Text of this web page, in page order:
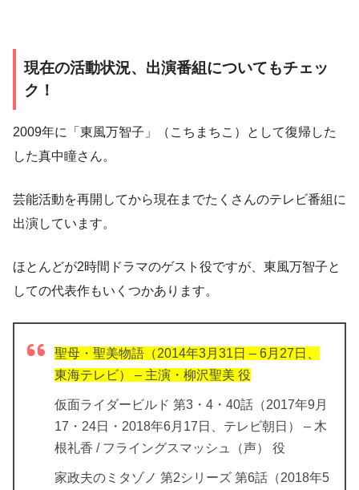
現在の活動状況、出演番組についてもチェッ
ク！
2009年に「東風万智子」（こちまちこ）として復帰した
した真中瞳さん。
芸能活動を再開してから現在までたくさんのテレビ番組に
出演しています。
ほとんどが2時間ドラマのゲスト役ですが、東風万智子と
しての代表作もいくつかあります。
聖母・聖美物語（2014年3月31日 – 6月27日、
東海テレビ） – 主演・柳沢聖美 役
仮面ライダービルド 第3・4・40話（2017年9月
17・24日・2018年6月17日、テレビ朝日） – 木
根礼香 / フライングスマッシュ（声） 役
家政夫のミタゾノ 第2シリーズ 第6話（2018年5